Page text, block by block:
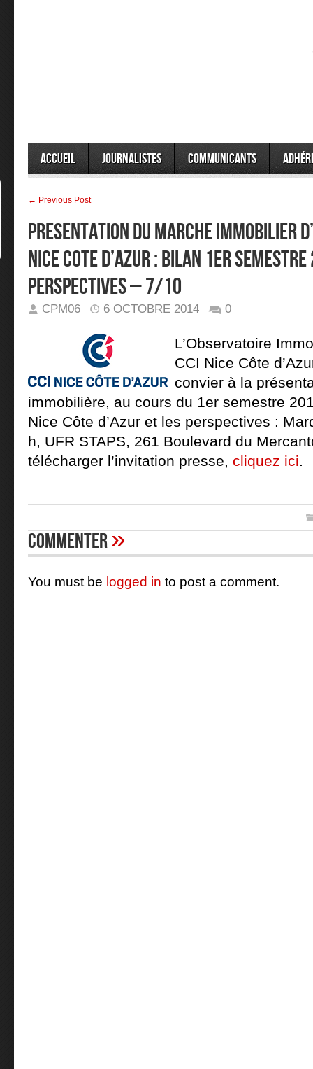
Accueil Journalistes Communicants
← Previous Post
PRESENTATION DU MARCHE IMMOBILIER
NICE COTE D’AZUR : BILAN 1ER
PERSPECTIVES – 7/10
CPM06 6 OCTOBRE 2014 0
L’Observatoire
CCI Nice Côte
convier à la
immobilière, au cours du 1er semestre
Nice Côte d’Azur et les perspectives :
h, UFR STAPS, 261 Boulevard du
télécharger l’invitation presse, cliquez ici.
Commenter»
You must be logged in to post a comment.